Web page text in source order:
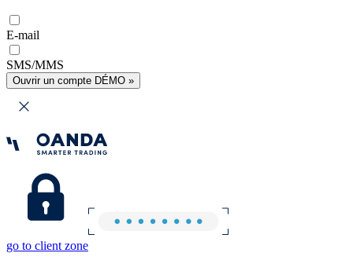
E-mail
SMS/MMS
Ouvrir un compte DÉMO »
go to client zone